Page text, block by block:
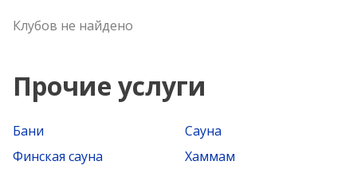
Клубов не найдено
Прочие услуги
Бани
Сауна
Финская сауна
Хаммам